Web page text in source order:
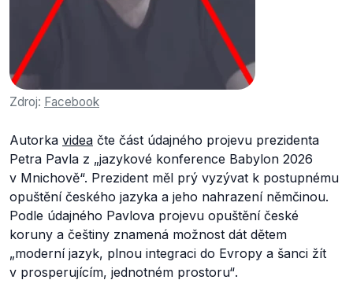
Zdroj: Facebook
Autorka videa čte část údajného projevu prezidenta
Petra Pavla z „jazykové konference Babylon 2026
v Mnichově“. Prezident měl prý vyzývat k postupnému
opuštění českého jazyka a jeho nahrazení němčinou.
Podle údajného Pavlova projevu opuštění české
koruny a češtiny znamená možnost dát dětem
„moderní jazyk, plnou integraci do Evropy a šanci žít
v prosperujícím, jednotném prostoru“.